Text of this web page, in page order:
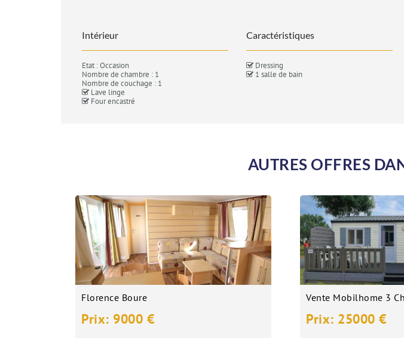
Intérieur
Etat : Occasion
Nombre de chambre : 1
Nombre de couchage : 1
Lave linge
Four encastré
Caractéristiques
Dressing
1 salle de bain
AUTRES OFFRES
Florence Boure
Prix: 9000 €
Vente Mobilhome 3
Prix: 25000 €